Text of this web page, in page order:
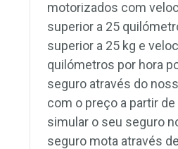
motorizados com
superior a 25
superior a 25 kg e
quilómetros por hora
seguro através do
com o preço a partir
simular o seu seguro
seguro mota através